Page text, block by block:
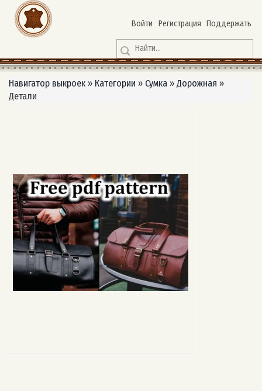
Войти Регистрация Поддержать
Навигатор выкроек » Категории » Сумка » Дорожная »
Детали